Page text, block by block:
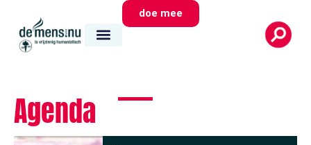
doe mee
Agenda